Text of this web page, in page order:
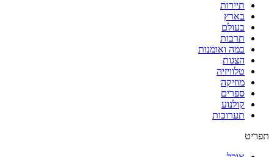
תיירות
בארץ
בעולם
תרבות
במה ואומנות
הצגות
טלוויזיה
מוזיקה
ספרים
קולנוע
תערוכות
תפריט